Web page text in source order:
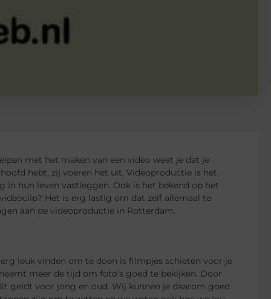
met het maken van een video weet je dat je
hebt, zij voeren het uit. Videoproductie is het
in hun leven vastleggen. Ook is het bekend op het
Het is erg lastig om dat zelf allemaal te
aan de videoproductie in Rotterdam.
leuk vinden om te doen is filmpjes schieten voor je
meer de tijd om foto’s goed te bekijken. Door
geldt voor jong en oud. Wij kunnen je daarom goed